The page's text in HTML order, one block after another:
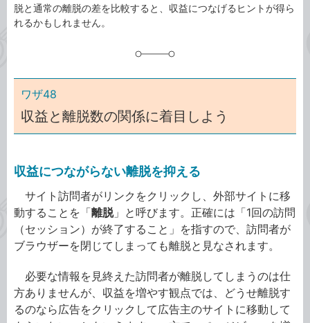
脱と通常の離脱の差を比較すると、収益につなげるヒントが得ら
れるかもしれません。
ワザ48
収益と離脱数の関係に着目しよう
収益につながらない離脱を抑える
サイト訪問者がリンクをクリックし、外部サイトに移
動することを「離脱」と呼びます。正確には「1回の訪問
（セッション）が終了すること」を指すので、訪問者が
ブラウザーを閉じてしまっても離脱と見なされます。
必要な情報を見終えた訪問者が離脱してしまうのは仕
方ありませんが、収益を増やす観点では、どうせ離脱す
るのなら広告をクリックして広告主のサイトに移動して